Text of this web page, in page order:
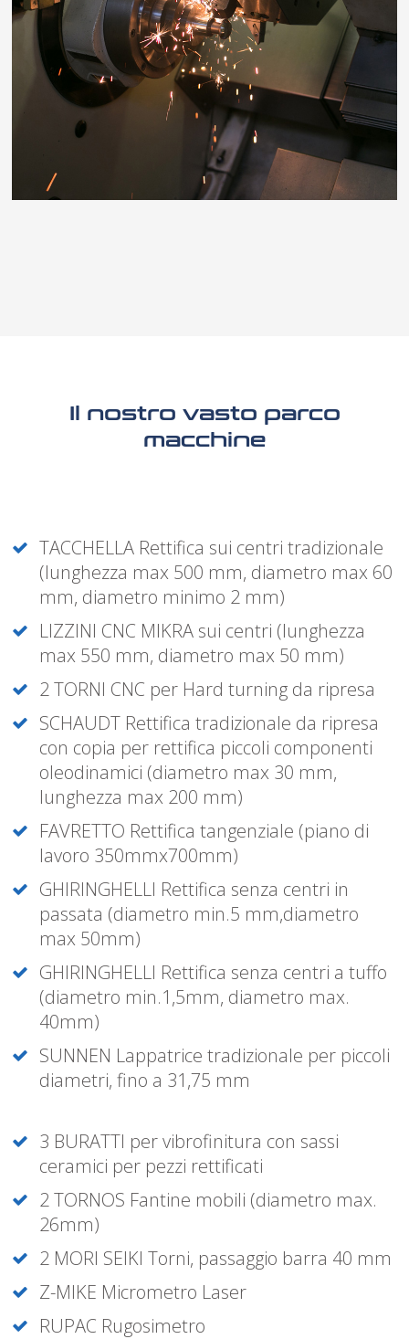
Il nostro vasto parco
macchine
TACCHELLA Rettifica sui centri tradizionale
(lunghezza max 500 mm, diametro max 60
mm, diametro minimo 2 mm)
LIZZINI CNC MIKRA sui centri (lunghezza
max 550 mm, diametro max 50 mm)
2 TORNI CNC per Hard turning da ripresa
SCHAUDT Rettifica tradizionale da ripresa
con copia per rettifica piccoli componenti
oleodinamici (diametro max 30 mm,
lunghezza max 200 mm)
FAVRETTO Rettifica tangenziale (piano di
lavoro 350mmx700mm)
GHIRINGHELLI Rettifica senza centri in
passata (diametro min.5 mm,diametro
max 50mm)
GHIRINGHELLI Rettifica senza centri a tuffo
(diametro min.1,5mm, diametro max.
40mm)
SUNNEN Lappatrice tradizionale per piccoli
diametri, fino a 31,75 mm
3 BURATTI per vibrofinitura con sassi
ceramici per pezzi rettificati
2 TORNOS Fantine mobili (diametro max.
26mm)
2 MORI SEIKI Torni, passaggio barra 40 mm
Z-MIKE Micrometro Laser
RUPAC Rugosimetro